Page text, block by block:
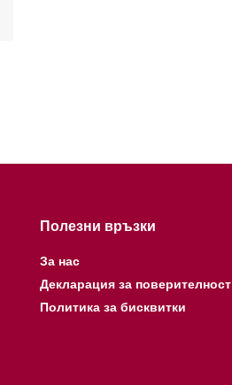
Полезни връзки
За нас
Декларация за поверителност
Политика за бисквитки